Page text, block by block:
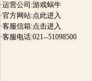
·运营公司:游戏蜗牛
·官方网站:点此进入
·客服信箱:点击进入
·客服电话:021--51098500